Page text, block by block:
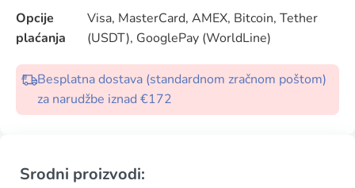
Opcije
plaćanja
Visa, MasterCard, AMEX, Bitcoin, Tether
(USDT), GooglePay (WorldLine)
Besplatna dostava (standardnom zračnom poštom)
za narudžbe iznad €172
Srodni proizvodi: